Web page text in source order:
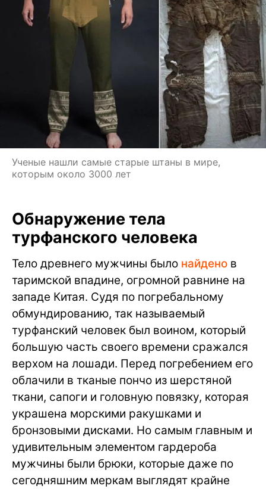
Ученые нашли самые старые штаны в мире,
которым около 3000 лет
Обнаружение тела
турфанского человека
Тело древнего мужчины было найдено в
таримской впадине, огромной равнине на
западе Китая. Судя по погребальному
обмундированию, так называемый
турфанский человек был воином, который
большую часть своего времени сражался
верхом на лошади. Перед погребением его
облачили в тканые пончо из шерстяной
ткани, сапоги и головную повязку, которая
украшена морскими ракушками и
бронзовыми дисками. Но самым главным и
удивительным элементом гардероба
мужчины были брюки, которые даже по
сегодняшним меркам выглядят крайне